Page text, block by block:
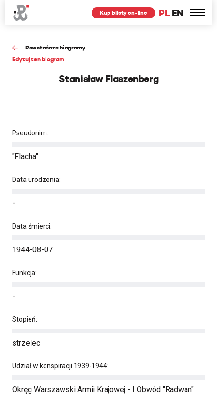
PL EN
Kup bilety on-line
Powstańcze biogramy
Edytuj ten biogram
Stanisław Flaszenberg
Pseudonim:
"Flacha"
Data urodzenia:
-
Data śmierci:
1944-08-07
Funkcja:
-
Stopień:
strzelec
Udział w konspiracji 1939-1944:
Okręg Warszawski Armii Krajowej - I Obwód "Radwan"